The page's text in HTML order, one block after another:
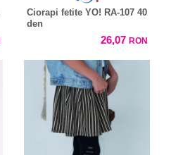
Ciorapi fetite YO! RA-107 40
den
26,07 RON